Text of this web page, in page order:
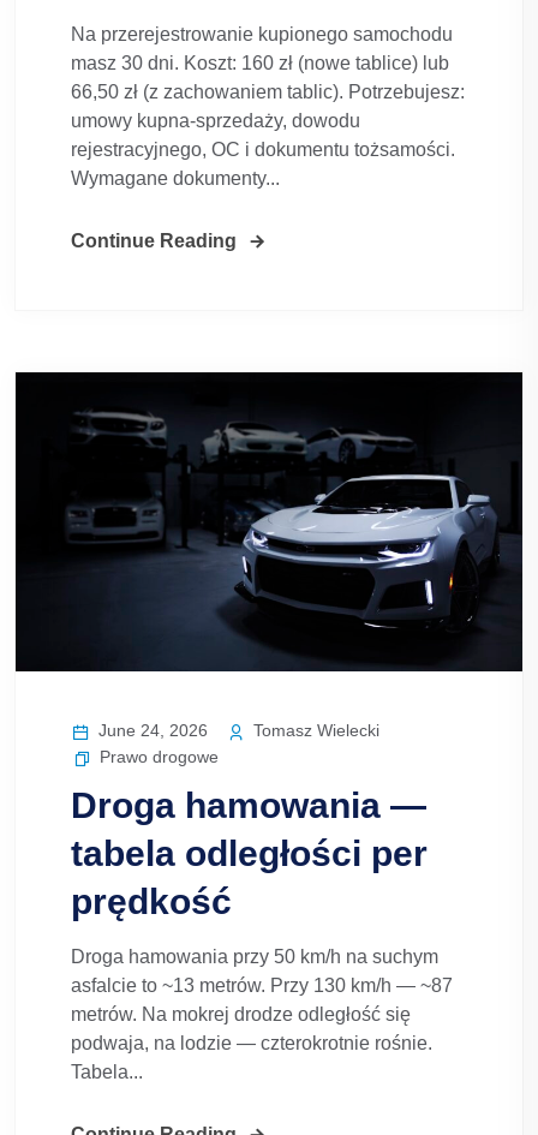
Na przerejestrowanie kupionego samochodu
masz 30 dni. Koszt: 160 zł (nowe tablice) lub
66,50 zł (z zachowaniem tablic). Potrzebujesz:
umowy kupna-sprzedaży, dowodu
rejestracyjnego, OC i dokumentu tożsamości.
Wymagane dokumenty...
Continue Reading
June 24, 2026
Tomasz Wielecki
Prawo drogowe
Droga hamowania —
tabela odległości per
prędkość
Droga hamowania przy 50 km/h na suchym
asfalcie to ~13 metrów. Przy 130 km/h — ~87
metrów. Na mokrej drodze odległość się
podwaja, na lodzie — czterokrotnie rośnie.
Tabela...